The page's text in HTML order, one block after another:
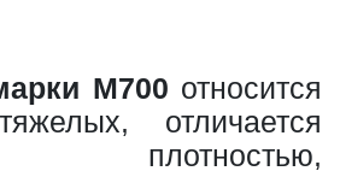
М700 относится
отличается
плотностью,